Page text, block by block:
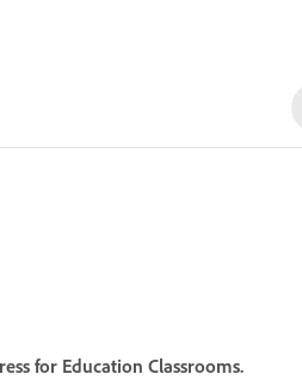
for Education Classrooms.